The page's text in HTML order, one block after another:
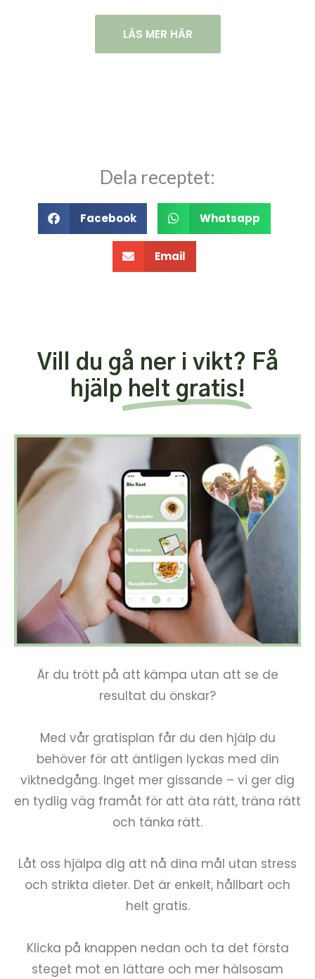
LÄS MER HÄR
Dela receptet:
Facebook Whatsapp
Email
Vill du gå ner i vikt? Få
hjälp helt gratis!
Är du trött på att kämpa utan att se de
resultat du önskar?
Med vår gratisplan får du den hjälp du
behöver för att äntligen lyckas med din
viktnedgång. Inget mer gissande – vi ger dig
en tydlig väg framåt för att äta rätt, träna rätt
och tänka rätt.
Låt oss hjälpa dig att nå dina mål utan stress
och strikta dieter. Det är enkelt, hållbart och
helt gratis.
Klicka på knappen nedan och ta det första
steget mot en lättare och mer hälsosam